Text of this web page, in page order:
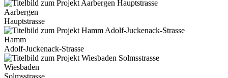
Aarbergen
Hauptstrasse
Hamm
Adolf-Juckenack-Strasse
Wiesbaden
Solmsstrasse